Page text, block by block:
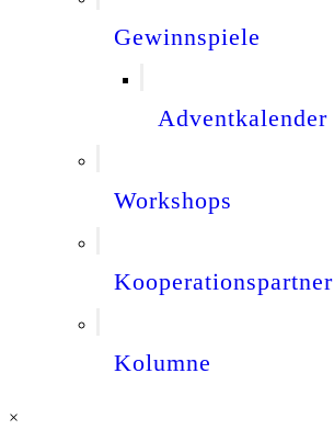
Gewinnspiele
Adventkalender
Workshops
Kooperationspartner
Kolumne
×